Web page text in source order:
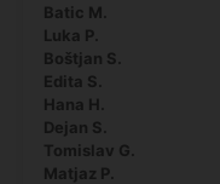
Batic M.
Luka P.
Boštjan S.
Edita S.
Hana H.
Dejan S.
Tomislav G.
Matjaz P.